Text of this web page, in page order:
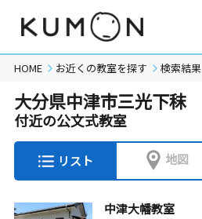
HOME お近くの教室を探す 検索結果
大分県中津市三光下秣
付近の公文式教室
リスト 地図
中津大幡教室